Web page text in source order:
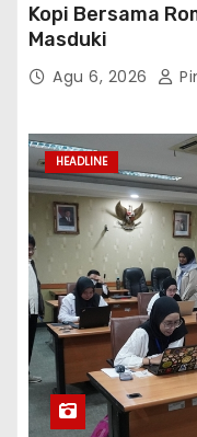
Kopi Bersama
Masduki
Agu 6, 2026
HEADLINE